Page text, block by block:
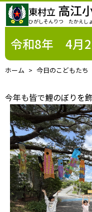
東村立 高江
ひがしそんりつ たかえしょ
令和8年 4月
ホーム 今日のこどもたち
今年も皆で鯉のぼりを